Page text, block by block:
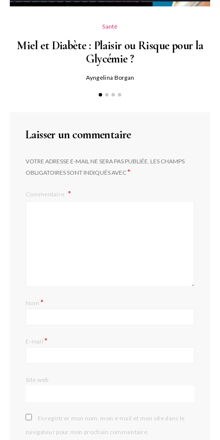
Santé
Miel et Diabète : Plaisir ou Risque pour la
Glycémie ?
Ayngelina Borgan
Laisser un commentaire
VOTRE ADRESSE E-MAIL NE SERA PAS PUBLIÉE. LES CHAMPS
OBLIGATOIRES SONT INDIQUÉS AVEC*
Commentaire
Nom*
E-mail*
Site web
Enregistrer mon nom, mon e-mail et mon site dans le
navigateur pour mon prochain commentaire.